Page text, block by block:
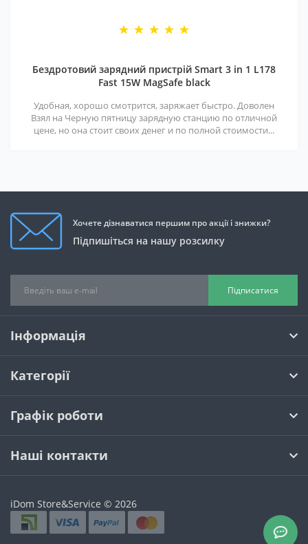
Бездротовий зарядний пристрій Smart 3 in 1 L178
Fast 15W MagSafe black
Удобная, хорошо смотрится, заряжает быстро. Доволен
Взял на Черную пятницу зарядную станцию по отличной
цене, но она стоит своих денег и по полной стоимости...
Хочете дізнаватися першим про акції і знижки?
Підпишіться на нашу розсилку
Підписатися
Інформація
Категорії
Графік роботи
Наші контакти
iDom Store&Service © 2026